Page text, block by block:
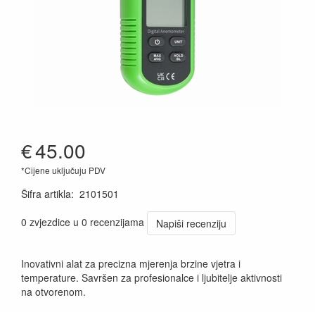
€45.00
*Cijene uključuju PDV
Šifra artikla: 2101501
0 zvjezdice u 0 recenzijama
Napiši recenziju
Inovativni alat za precizna mjerenja brzine vjetra i
temperature. Savršen za profesionalce i ljubitelje aktivnosti
na otvorenom.